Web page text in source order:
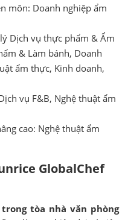
môn: Doanh nghiệp ẩm
Dịch vụ thực phẩm & Ẩm
& Làm bánh, Doanh
ẩm thực, Kinh doanh,
vụ F&B, Nghệ thuật ẩm
cao: Nghệ thuật ẩm
GlobalChef
tòa nhà văn phòng